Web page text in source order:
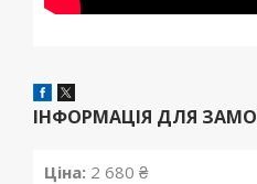
ІНФОРМАЦІЯ ДЛЯ
Ціна: 2 680 ₴